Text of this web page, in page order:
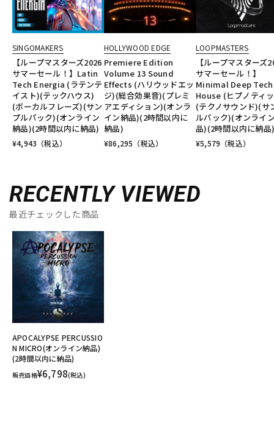
SINGOMAKERS
【ループマスターズ2026
サマーセール！】Latin
Tech Energia (ラテンテ
イスト)(テックハウス)
(ボーカルフレーズ)(サン
プルパック)(オンライン
納品)(2時間以内に納品)
¥4,943 （税込）
HOLLYWOOD EDGE
Premiere Edition
Volume 13 Sound
Effects (ハリウッドエッ
ジ)(総合効果音)(プレミ
アエディション)(オンラ
イン納品)(2時間以内に
納品)
¥86,295 （税込）
LOOPMASTERS
【ループマスターズ
サマーセール！】
Minimal Deep Tech
House (ヒプノティ
(テクノサウンド)(サ
ルパック)(オンライ
品)(2時間以内に納品
¥5,579 （税込）
RECENTLY VIEWED
最近チェックした商品
APOCALYPSE PERCUSSIO
N MICRO(オンライン納品)
(2時間以内に納品)
販売価格¥6,798(税込)